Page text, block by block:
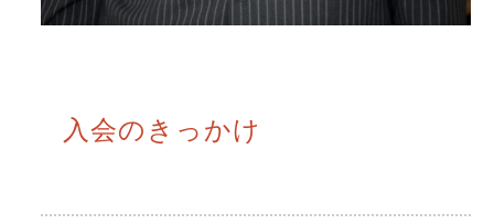
入会のきっかけ